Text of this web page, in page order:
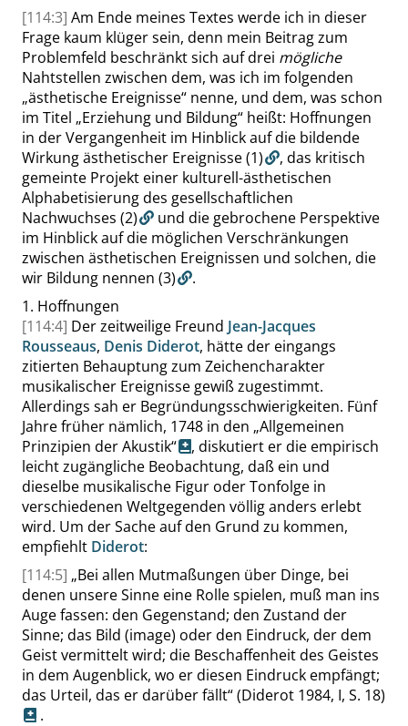
[114:3] Am Ende meines Textes werde ich in dieser
Frage kaum klüger sein, denn mein Beitrag zum
Problemfeld beschränkt sich auf drei mögliche
Nahtstellen zwischen dem, was ich im folgenden
„ästhetische Ereignisse“ nenne, und dem, was schon
im Titel „Erziehung und Bildung“ heißt: Hoffnungen
in der Vergangenheit im Hinblick auf die bildende
Wirkung ästhetischer Ereignisse(1)
, das kritisch
gemeinte Projekt einer kulturell-ästhetischen
Alphabetisierung des gesellschaftlichen
Nachwuchses (2)
und die gebrochene Perspektive
im Hinblick auf die möglichen Verschränkungen
zwischen ästhetischen Ereignissen und solchen, die
wir Bildung nennen (3)
.
1. Hoffnungen
[114:4] Der zeitweilige Freund Jean-Jacques
Rousseaus, Denis Diderot, hätte der eingangs
zitierten Behauptung zum Zeichencharakter
musikalischer Ereignisse gewiß zugestimmt.
Allerdings sah er Begründungsschwierigkeiten. Fünf
Jahre früher nämlich, 1748 in den „Allgemeinen
Prinzipien der Akustik“
, diskutiert er die empirisch
leicht zugängliche Beobachtung, daß ein und
dieselbe musikalische Figur oder Tonfolge in
verschiedenen Weltgegenden völlig anders erlebt
wird. Um der Sache auf den Grund zu kommen,
empfiehlt Diderot:
[114:5] „Bei allen Mutmaßungen über Dinge, bei
denen unsere Sinne eine Rolle spielen, muß man ins
Auge fassen: den Gegenstand; den Zustand der
Sinne; das Bild (image) oder den Eindruck, der dem
Geist vermittelt wird; die Beschaffenheit des Geistes
in dem Augenblick, wo er diesen Eindruck empfängt;
das Urteil, das er darüber fällt“(Diderot 1984, I, S. 18)
.